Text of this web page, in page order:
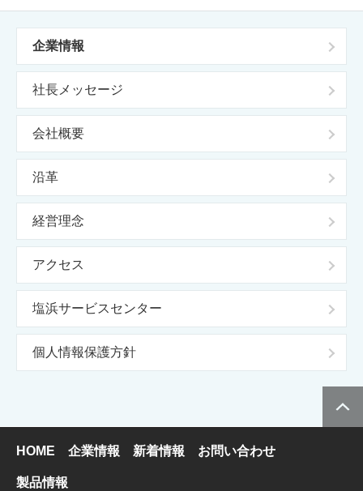
企業情報
社長メッセージ
会社概要
沿革
経営理念
アクセス
塩浜サービスセンター
個人情報保護方針
HOME 企業情報 新着情報 お問い合わせ
製品情報